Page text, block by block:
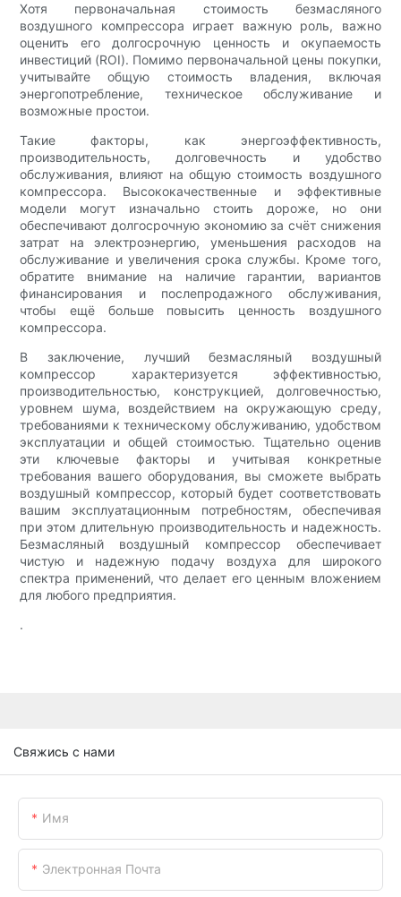
Хотя первоначальная стоимость безмасляного
воздушного компрессора играет важную роль, важно
оценить его долгосрочную ценность и окупаемость
инвестиций (ROI). Помимо первоначальной цены покупки,
учитывайте общую стоимость владения, включая
энергопотребление, техническое обслуживание и
возможные простои.
Такие факторы, как энергоэффективность,
производительность, долговечность и удобство
обслуживания, влияют на общую стоимость воздушного
компрессора. Высококачественные и эффективные
модели могут изначально стоить дороже, но они
обеспечивают долгосрочную экономию за счёт снижения
затрат на электроэнергию, уменьшения расходов на
обслуживание и увеличения срока службы. Кроме того,
обратите внимание на наличие гарантии, вариантов
финансирования и послепродажного обслуживания,
чтобы ещё больше повысить ценность воздушного
компрессора.
В заключение, лучший безмасляный воздушный
компрессор характеризуется эффективностью,
производительностью, конструкцией, долговечностью,
уровнем шума, воздействием на окружающую среду,
требованиями к техническому обслуживанию, удобством
эксплуатации и общей стоимостью. Тщательно оценив
эти ключевые факторы и учитывая конкретные
требования вашего оборудования, вы сможете выбрать
воздушный компрессор, который будет соответствовать
вашим эксплуатационным потребностям, обеспечивая
при этом длительную производительность и надежность.
Безмасляный воздушный компрессор обеспечивает
чистую и надежную подачу воздуха для широкого
спектра применений, что делает его ценным вложением
для любого предприятия.
.
Свяжись с нами
Имя
Электронная Почта